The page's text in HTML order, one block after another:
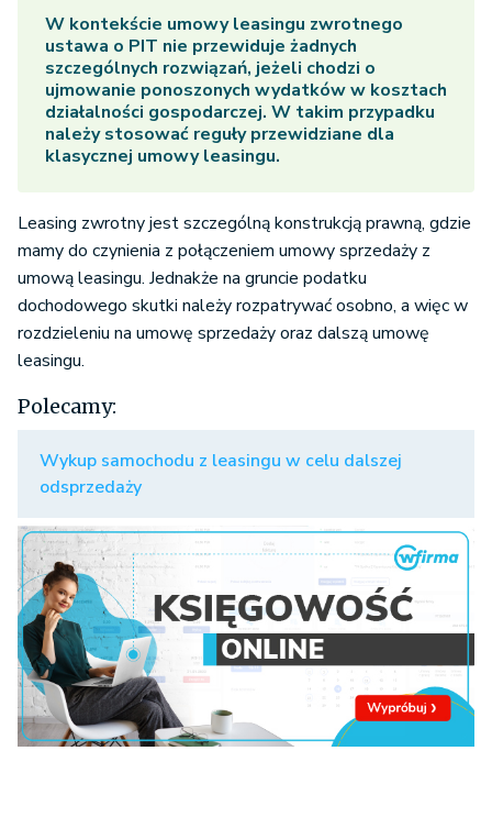
W kontekście umowy leasingu zwrotnego
ustawa o PIT nie przewiduje żadnych
szczególnych rozwiązań, jeżeli chodzi o
ujmowanie ponoszonych wydatków w kosztach
działalności gospodarczej. W takim przypadku
należy stosować reguły przewidziane dla
klasycznej umowy leasingu.
Leasing zwrotny jest szczególną konstrukcją prawną, gdzie
mamy do czynienia z połączeniem umowy sprzedaży z
umową leasingu. Jednakże na gruncie podatku
dochodowego skutki należy rozpatrywać osobno, a więc w
rozdzieleniu na umowę sprzedaży oraz dalszą umowę
leasingu.
Polecamy:
Wykup samochodu z leasingu w celu dalszej
odsprzedaży